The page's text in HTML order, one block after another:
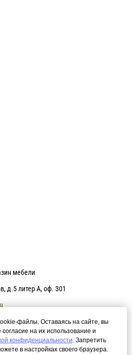
мебели
д.5 литер А, оф. 301
файлы. Оставаясь на сайте, вы
на их использование и
конфиденциальности. Запретить
в настройках своего браузера.